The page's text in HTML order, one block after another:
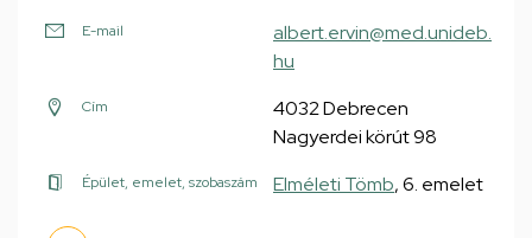
E-mail
albert.ervin@med.unideb.
hu
Cím
4032 Debrecen
Nagyerdei körút 98
Épület, emelet, szobaszám Elméleti Tömb, 6. emelet